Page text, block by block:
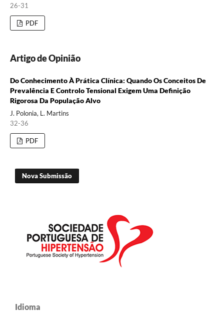
26-31
PDF
Artigo de Opinião
Do Conhecimento À Prática Clínica: Quando Os Conceitos De
Prevalência E Controlo Tensional Exigem Uma Definição
Rigorosa Da População Alvo
J. Polonia, L. Martins
32-36
PDF
Nova Submissão
Idioma